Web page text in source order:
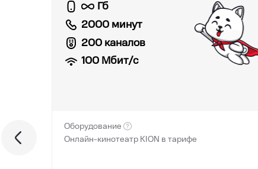
Гб
2000 минут
200 каналов
100 Мбит/с
Оборудование
Онлайн-кинотеатр KION в тарифе